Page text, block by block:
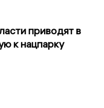
приводят в
к нацпарку